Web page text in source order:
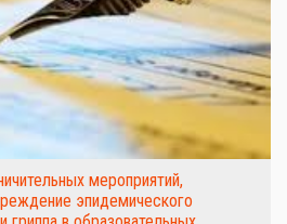
мероприятий,
эпидемического